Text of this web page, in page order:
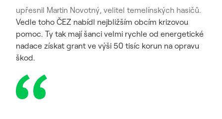
upřesnil Martin Novotný, velitel temelínských hasičů.
Vedle toho ČEZ nabídl nejbližším obcím krizovou
pomoc. Ty tak mají šanci velmi rychle od energetické
nadace získat grant ve výši 50 tisíc korun na opravu
škod.